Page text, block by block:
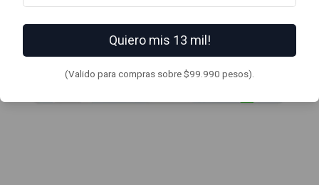
Quiero mis 13 mil!
(Valido para compras sobre $99.990 pesos).